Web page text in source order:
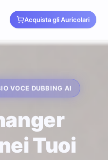
Acquista gli Auricolari
VOCE DUBBING AI
Tuoi